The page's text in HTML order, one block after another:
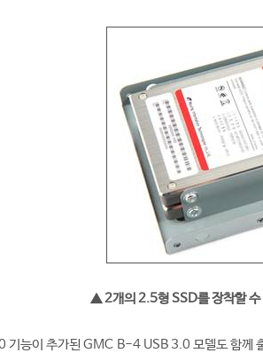
▲ 2개의 2.5형 SSD를 장착할 수
기능이 추가된 GMC B-4 USB 3.0 모델도 함께